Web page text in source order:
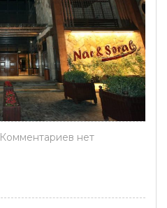
Комментариев нет